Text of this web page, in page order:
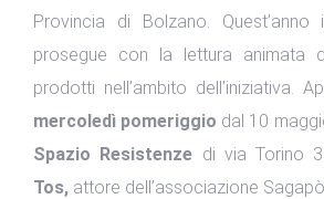
Provincia di Bolzano.
prosegue con la lettura animata
prodotti nell’ambito dell’iniziativa.
mercoledì pomeriggio dal 10
Spazio Resistenze di via Torino
Tos, attore dell’associazione